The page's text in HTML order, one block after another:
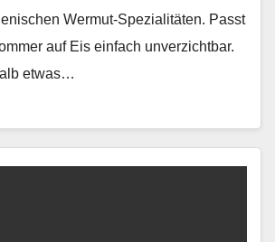
Wer­mut-Spezial­itäten. Passt
auf Eis ein­fach unverzicht­bar.
etwas…